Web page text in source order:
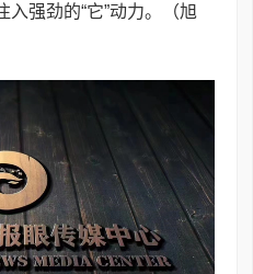
入强劲的“它”动力。（旭